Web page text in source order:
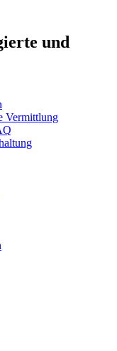
und
Vermittlung